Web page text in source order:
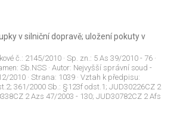
v silniční dopravě; uložení pokuty v
č.: 2145/2010 · Sp. zn.: 5 As 39/2010 - 76 ·
Sb.NSS · Autor: Nejvyšší správní soud -
2010 · Strana: 1039 · Vztah k předpisu:
361/2000 Sb.: §123f odst.1; JUD30226CZ 2
2 Azs 47/2003 - 130; JUD30782CZ 2 Afs